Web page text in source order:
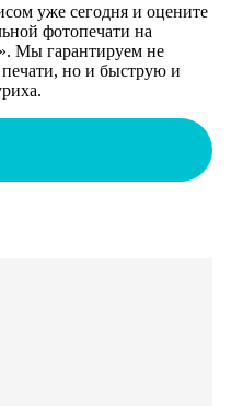
уже сегодня и оцените
фотопечати на
Мы гарантируем не
печати, но и быструю и